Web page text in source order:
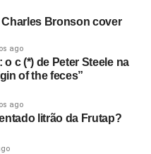
Charles Bronson cover
ago
o c (*) de Peter Steele na
of the feces”
ago
litrão da Frutap?